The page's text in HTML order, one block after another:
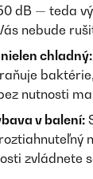
dB — teda
nebude
chladný:
nutnosti
v balení:
zvládnete